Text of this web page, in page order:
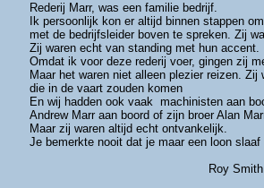
Rederij Marr, was een familie bedrijf.
Ik persoonlijk kon er altijd binnen stappen
met de bedrijfsleider boven te spreken. Zij
Zij waren echt van standing met hun accent.
Omdat ik voor deze rederij voer, gingen zij
Maar het waren niet alleen plezier reizen.
die in de vaart zouden komen
En wij hadden ook vaak machinisten aan
Andrew Marr aan boord of zijn broer Alan
Maar zij waren altijd echt ontvankelijk.
Je bemerkte nooit dat je maar een loon
Roy Smith â€“